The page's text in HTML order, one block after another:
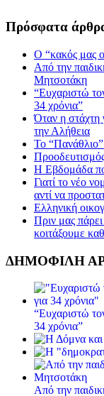
Πρόσφατα
Ο “κακός μας
Από την
Μητσοτάκη
“Ευχαριστώ
34 χρόνια”
Όταν η στάχτη
την Αλήθεια
Το
Η Εβδομάδα
Γιατί το νέο
αντί να
Ελληνική
Πριν μας
κοιτάξουμε
ΔΗΜΟΦΙΛΗ
“Ευχαριστώ
34 χρόνια”
Από την